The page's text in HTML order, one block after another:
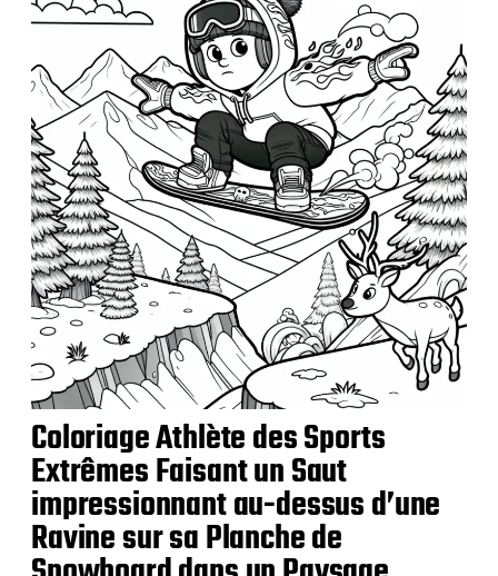
i
a
t
i
o
n
Coloriage Athlète des Sports
Extrêmes Faisant un Saut
impressionnant au-dessus d’une
Ravine sur sa Planche de